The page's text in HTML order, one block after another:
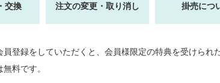
交換 注文の変更・取り消し 掛売につ
登録をしていただくと、会員様限定の特典を受けられ
料です。